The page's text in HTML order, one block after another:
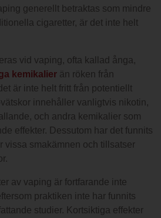
generellt betraktas som mindre
cigaretter, är det inte helt
vid vaping, ofta kallad ånga,
kemikalier än röken från
är inte helt fritt från potentiellt
innehåller vanligtvis nikotin,
och andra kemikalier som
effekter. Dessutom har det funnits
vissa smakämnen och tillsatser
av vaping är fortfarande inte
praktiken inte har funnits
studier. Kortsiktiga effekter